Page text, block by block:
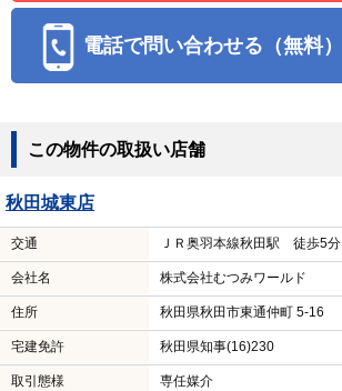
電話で問い合わせる（無料）
この物件の取扱い店舗
秋田城東店
交通 ＪＲ奥羽本線秋田駅 徒歩5分
会社名 株式会社むつみワールド
住所 秋田県秋田市東通仲町 5-16
宅建免許 秋田県知事(16)230
取引態様 専任媒介